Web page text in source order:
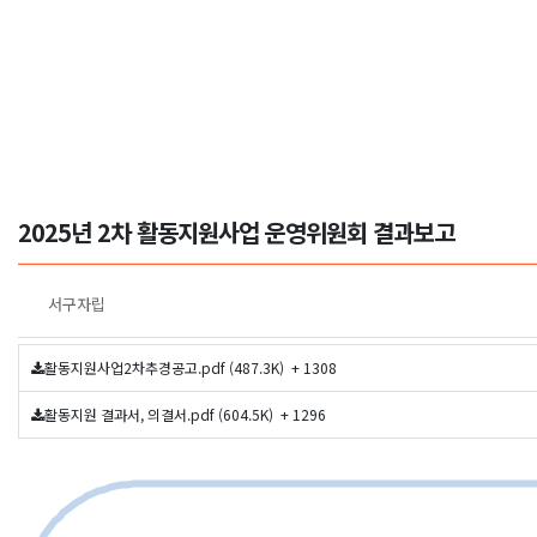
2025년 2차 활동지원사업 운영위원회 결과보고
서구자립
활동지원사업2차추경공고.pdf (487.3K) + 1308
활동지원 결과서, 의결서.pdf (604.5K) + 1296